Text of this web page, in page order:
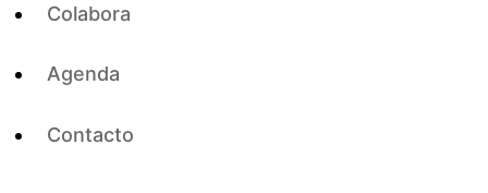
Colabora
Agenda
Contacto